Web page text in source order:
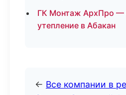
ГК Монтаж АрхПро —
утепление в Абакан
← Все компании в